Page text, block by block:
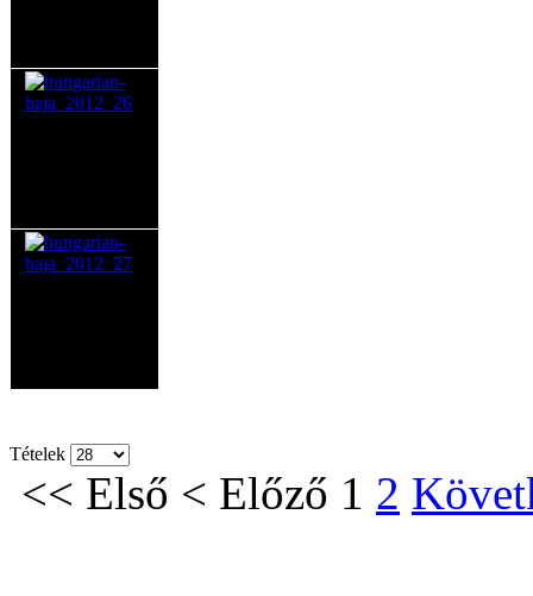
Tételek
<< Első < Előző 1 2